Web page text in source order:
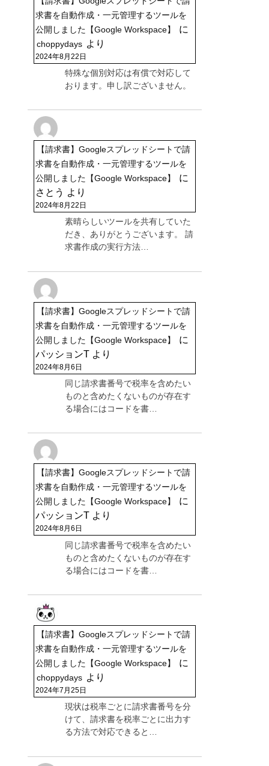
求書を自動作成・一元管理するツールを
公開しました【Google Workspace】
に
choppydays より
2024年8月22日
特殊な個別対応は有償で対応して
おります。申し訳ございません。
【請求書】Googleスプレッドシートで請
求書を自動作成・一元管理するツールを
公開しました【Google Workspace】
に
さとう より
2024年8月22日
素晴らしいツールを共有していた
だき、ありがとうございます。 請
求書作成の実行方法…
【請求書】Googleスプレッドシートで請
求書を自動作成・一元管理するツールを
公開しました【Google Workspace】
に
パッションT より
2024年8月6日
同じ請求書番号で税率を含めたい
ものと含めたくないものが存在す
る場合にはコードを書…
【請求書】Googleスプレッドシートで請
求書を自動作成・一元管理するツールを
公開しました【Google Workspace】
に
パッションT より
2024年8月6日
同じ請求書番号で税率を含めたい
ものと含めたくないものが存在す
る場合にはコードを書…
【請求書】Googleスプレッドシートで請
求書を自動作成・一元管理するツールを
公開しました【Google Workspace】
に
choppydays より
2024年7月25日
現状は税率ごとに請求書番号を分
けて、請求書を税率ごとに出力す
る方法で対応できると…